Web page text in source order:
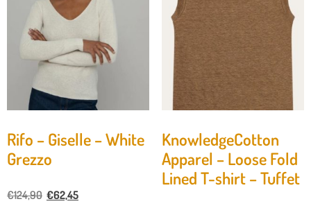
Rifo – Giselle – White
Grezzo
€124,90 €62,45
KnowledgeCotton
Apparel – Loose Fold
Lined T-shirt – Tuffet